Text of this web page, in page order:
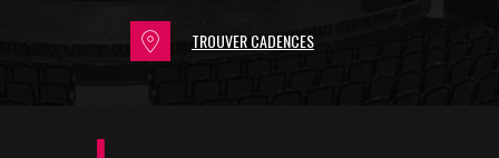
TROUVER CADENCES